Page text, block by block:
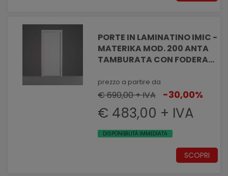
PORTE IN LAMINATINO IMIC -
MATERIKA MOD. 200 ANTA
TAMBURATA CON FODERA
prezzo a partire da
€ 690,00 + IVA -30,00%
€ 483,00 + IVA
DISPONIBILITÀ IMMEDIATA
SCOPRI